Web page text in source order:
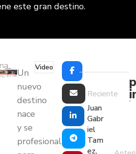
este gran destino.
Un
nuevo
destino
nace
y se
profesionaliza
Video
Reciente
Juan
Gabr
iel
Tam
ez,